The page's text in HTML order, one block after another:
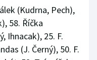
(Kudrna, Pech),
58. Říčka
Ihnacak), 25. F.
(J. Černý), 50. F.